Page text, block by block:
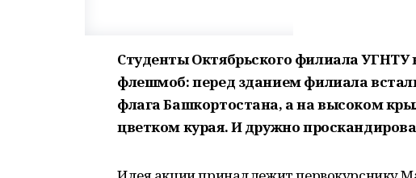
Студенты Октябрьского филиала УГНТУ
флешмоб: перед зданием филиала
флага Башкортостана, а на высоком
цветком курая. И дружно